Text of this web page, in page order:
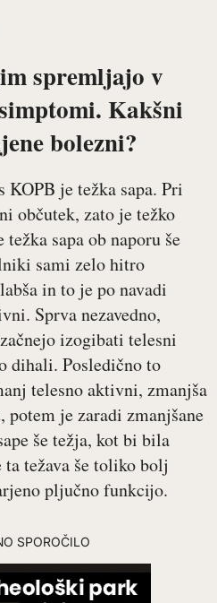
spremljajo v
Kakšni
bolezni?
KOPB je težka sapa. Pri
občutek, zato je težko
sapa ob naporu še
sami zelo hitro
in to je po navadi
Sprva nezavedno,
izogibati telesni
dihali. Posledično to
telesno aktivni, zmanjša
potem je zaradi zmanjšane
še težja, kot bi bila
težava še toliko bolj
pljučno funkcijo.
SPOROČILO